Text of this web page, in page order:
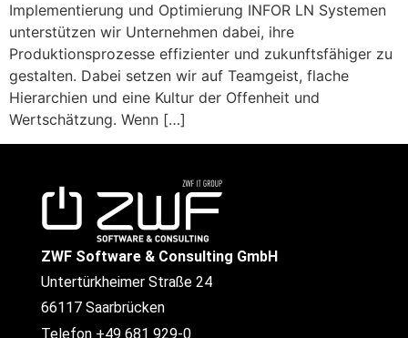
Implementierung und Optimierung INFOR LN Systemen
unterstützen wir Unternehmen dabei, ihre
Produktionsprozesse effizienter und zukunftsfähiger zu
gestalten. Dabei setzen wir auf Teamgeist, flache
Hierarchien und eine Kultur der Offenheit und
Wertschätzung. Wenn […]
ZWF Software & Consulting GmbH
Untertürkheimer Straße 24
66117 Saarbrücken
Telefon +49 681 929-0